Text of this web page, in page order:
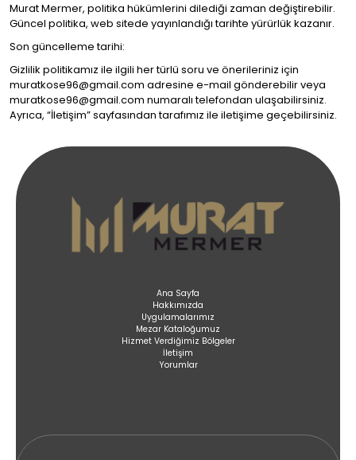
Murat Mermer, politika hükümlerini dilediği zaman değiştirebilir.
Güncel politika, web sitede yayınlandığı tarihte yürürlük kazanır.
Son güncelleme tarihi:
Gizlilik politikamız ile ilgili her türlü soru ve önerileriniz için
muratkose96@gmail.com adresine e-mail gönderebilir veya
muratkose96@gmail.com numaralı telefondan ulaşabilirsiniz.
Ayrıca, “İletişim” sayfasından tarafımız ile iletişime geçebilirsiniz.
Ana Sayfa
Hakkımızda
Uygulamalarımız
Mezar Kataloğumuz
Hizmet Verdiğimiz Bölgeler
İletişim
Yorumlar